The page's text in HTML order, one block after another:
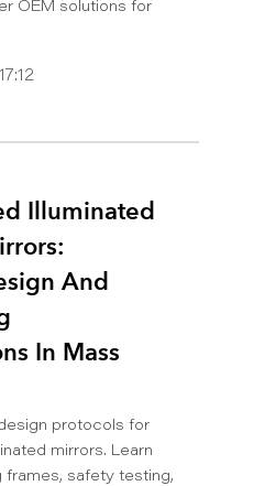
OEM solutions for
Illuminated
And
In Mass
protocols for
mirrors. Learn
frames, safety testing,